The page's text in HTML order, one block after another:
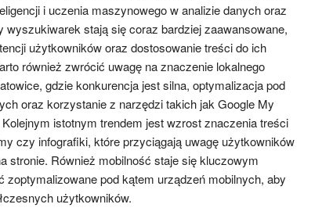
i uczenia maszynowego w analizie danych oraz
stają się coraz bardziej zaawansowane,
użytkowników oraz dostosowanie treści do ich
również zwrócić uwagę na znaczenie lokalnego
gdzie konkurencja jest silna, optymalizacja pod
oraz korzystanie z narzędzi takich jak Google My
istotnym trendem jest wzrost znaczenia treści
czy infografiki, które przyciągają uwagę użytkowników
stronie. Również mobilność staje się kluczowym
pod kątem urządzeń mobilnych, aby
użytkowników.